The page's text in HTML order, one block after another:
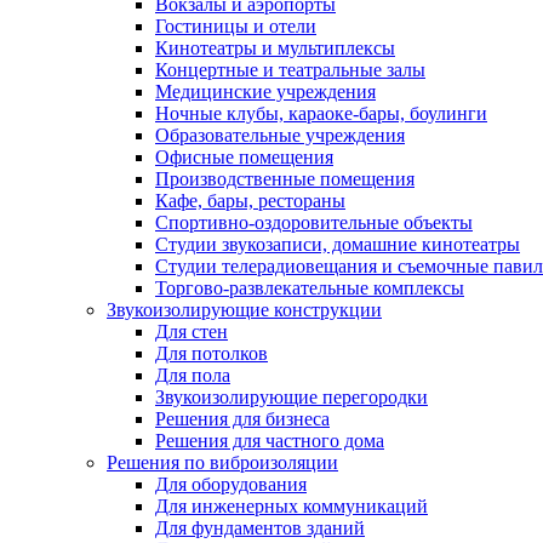
Вокзалы и аэропорты
Гостиницы и отели
Кинотеатры и мультиплексы
Концертные и театральные залы
Медицинские учреждения
Ночные клубы, караоке-бары, боулинги
Образовательные учреждения
Офисные помещения
Производственные помещения
Кафе, бары, рестораны
Спортивно-оздоровительные объекты
Студии звукозаписи, домашние кинотеатры
Студии телерадиовещания и съемочные
Торгово-развлекательные комплексы
Звукоизолирующие конструкции
Для стен
Для потолков
Для пола
Звукоизолирующие перегородки
Решения для бизнеса
Решения для частного дома
Решения по виброизоляции
Для оборудования
Для инженерных коммуникаций
Для фундаментов зданий